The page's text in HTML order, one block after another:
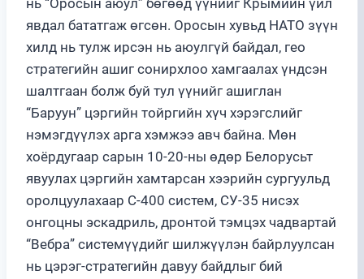
нь “Оросын аюул” бөгөөд үүнийг Крымийн үйл
явдал бататгаж өгсөн. Оросын хувьд НАТО зүүн
хилд нь тулж ирсэн нь аюулгүй байдал, гео
стратегийн ашиг сонирхлоо хамгаалах үндсэн
шалтгаан болж буй тул үүнийг ашиглан
“Баруун” цэргийн тойргийн хүч хэрэгслийг
нэмэгдүүлэх арга хэмжээ авч байна. Мөн
хоёрдугаар сарын 10-20-ны өдөр Белорусьт
явуулах цэргийн хамтарсан хээрийн сургуульд
оролцуулахаар С-400 систем, СУ-35 нисэх
онгоцны эскадриль, дронтой тэмцэх чадвартай
“Вебра” системүүдийг шилжүүлэн байрлуулсан
нь цэрэг-стратегийн давуу байдлыг бий